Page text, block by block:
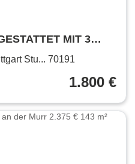
MIT 3
Stu... 70191
1.800 €